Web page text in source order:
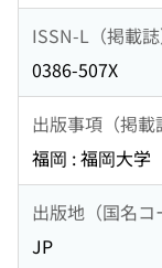
ISSN-L（掲載誌
0386-507X
出版事項（掲載
福岡 : 福岡大学
出版地（国名コ
JP